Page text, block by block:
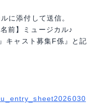
に添付して送信。
前】ミュージカル♪
キャスト募集F係』と記